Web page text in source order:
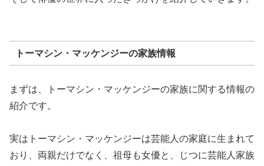
トーマシン・マッケンジーの家族情報
まずは、トーマシン・マッケンジーの家族に関する情報の
紹介です。
実はトーマシン・マッケンジーは芸能人の家庭に生まれて
おり、両親だけでなく、祖母も女優と、じつに芸能人家族